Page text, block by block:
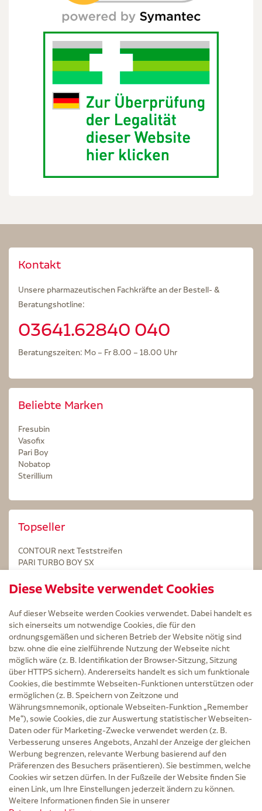
Kontakt
Unsere pharmazeutischen Fachkräfte an der Bestell- &
Beratungshotline:
03641.62840 040
Beratungszeiten: Mo – Fr 8.00 – 18.00 Uhr
Beliebte Marken
Fresubin
Vasofix
Pari Boy
Nobatop
Sterillium
Topseller
CONTOUR next Teststreifen
PARI TURBO BOY SX
Kintex Kinesiologie Tape blau
Service
Versand und Lieferzeit
Kontakt
FAQ
AGB
Cookie-Einstellungen
Datenschutz
Erklärung zur Barrierefreiheit
Widerruf
Impressum
Zu Risiken und Nebenwirkungen lesen Sie die Packungsbeilage und fragen Sie
Ihre Ärztin, Ihren Arzt oder in der Apotheke.
Diese Website verwendet Cookies
Auf dieser Webseite werden Cookies verwendet. Dabei handelt es
sich einerseits um notwendige Cookies, die für den
ordnungsgemäßen und sicheren Betrieb der Website nötig sind
bzw. ohne die eine zielführende Nutzung der Webseite nicht
möglich wäre (z. B. Identifikation der Browser-Sitzung, Sitzung
über HTTPS sichern). Andererseits handelt es sich um funktionale
Cookies, die bestimmte Webseiten-Funktionen unterstützen oder
ermöglichen (z. B. Speichern von Zeitzone und
Währungsmnemonik, optionale Webseiten-Funktion „Remember
Me“), sowie Cookies, die zur Auswertung statistischer Webseiten-
Daten oder für Marketing-Zwecke verwendet werden (z. B.
Verbesserung unseres Angebots, Anzahl der Anzeige der gleichen
Werbung begrenzen, relevante Werbung basierend auf den
Präferenzen des Besuchers präsentieren). Sie bestimmen, welche
Cookies wir setzen dürfen. In der Fußzeile der Website finden Sie
einen Link, um Ihre Einstellungen jederzeit ändern zu können.
Weitere Informationen finden Sie in unserer